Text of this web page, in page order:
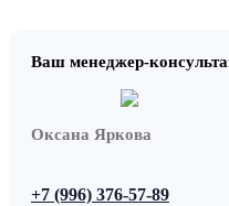
Ваш менеджер-
Оксана Яркова
+7 (996) 376-57-89